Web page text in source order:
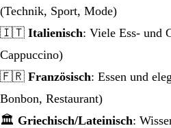
(Technik, Sport, Mode)
🇮🇹 Italienisch: Viele Ess- und
Cappuccino)
🇫🇷 Französisch: Essen und
Bonbon, Restaurant)
🏛️ Griechisch/Lateinisch: